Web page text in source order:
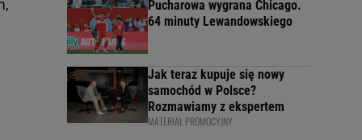
Pucharowa wygrana Chicago.
64 minuty Lewandowskiego
Jak teraz kupuje się nowy
samochód w Polsce?
Rozmawiamy z ekspertem
MATERIAŁ PROMOCYJNY